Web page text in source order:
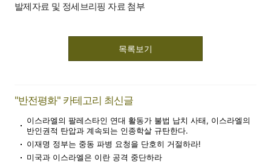
발제자료 및 정세브리핑 자료 첨부
목록보기
"반전평화" 카테고리 최신글
이스라엘의 팔레스타인 연대 활동가 불법 납치 사태, 이스라엘의
반인권적 탄압과 계속되는 인종학살 규탄한다.
이재명 정부는 중동 파병 요청을 단호히 거절하라!
미국과 이스라엘은 이란 공격 중단하라